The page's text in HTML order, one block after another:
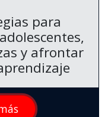
para
y afrontar